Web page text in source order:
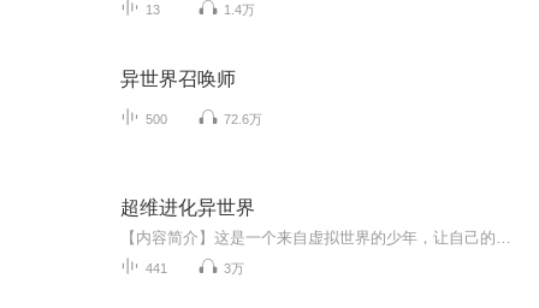
13 1.4万
异世界召唤师
500 72.6万
超维进化异世界
441 3万